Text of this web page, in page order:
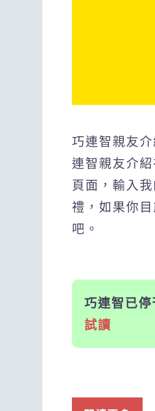
巧連智親友
連智親友介
頁面，輸入
禮，如果你
吧。
巧連智已停
試讀